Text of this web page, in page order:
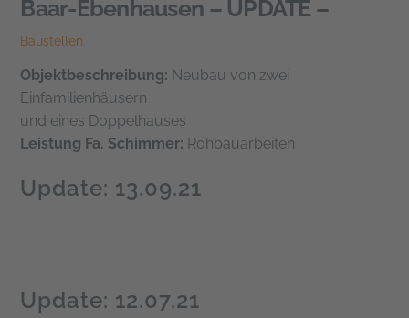
Baar-Ebenhausen – UPDATE –
Baustellen
Objektbeschreibung: Neubau von zwei
Einfamilienhäusern
und eines Doppelhauses
Leistung Fa. Schimmer: Rohbauarbeiten
Update: 13.09.21
Update: 12.07.21